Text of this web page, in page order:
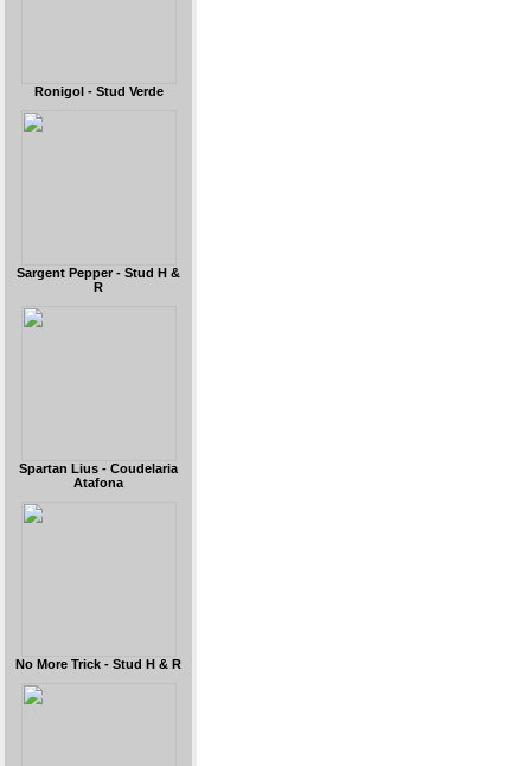
Ronigol - Stud Verde
Sargent Pepper - Stud H &
R
Spartan Lius - Coudelaria
Atafona
No More Trick - Stud H & R